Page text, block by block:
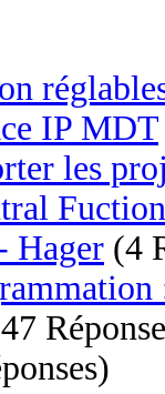
IP MDT
les
Hager (4